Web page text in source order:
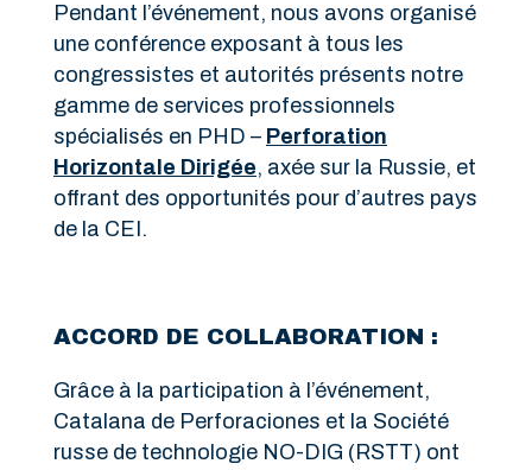
Pendant l’événement, nous avons organisé
une conférence exposant à tous les
congressistes et autorités présents notre
gamme de services professionnels
spécialisés en PHD – Perforation
Horizontale Dirigée, axée sur la Russie, et
offrant des opportunités pour d’autres pays
de la CEI.
ACCORD DE COLLABORATION :
Grâce à la participation à l’événement,
Catalana de Perforaciones et la Société
russe de technologie NO-DIG (RSTT) ont